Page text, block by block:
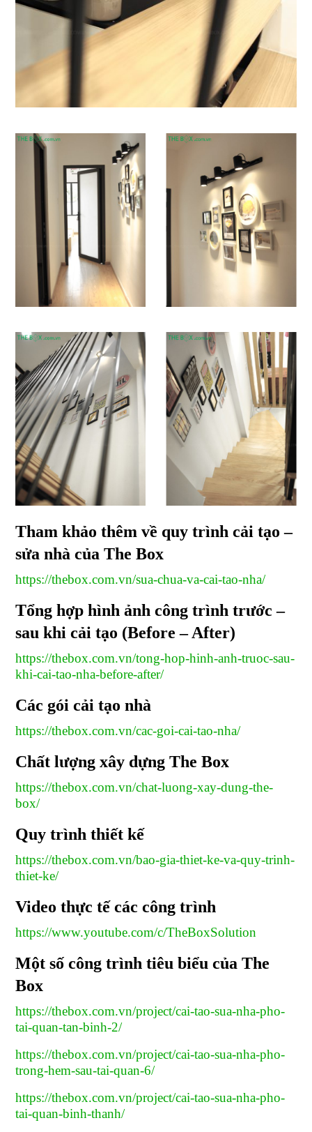
Tham khảo thêm về quy trình cải tạo –
sửa nhà của The Box
https://thebox.com.vn/sua-chua-va-cai-tao-nha/
Tổng hợp hình ảnh công trình trước –
sau khi cải tạo (Before – After)
https://thebox.com.vn/tong-hop-hinh-anh-truoc-sau-
khi-cai-tao-nha-before-after/
Các gói cải tạo nhà
https://thebox.com.vn/cac-goi-cai-tao-nha/
Chất lượng xây dựng The Box
https://thebox.com.vn/chat-luong-xay-dung-the-
box/
Quy trình thiết kế
https://thebox.com.vn/bao-gia-thiet-ke-va-quy-trinh-
thiet-ke/
Video thực tế các công trình
https://www.youtube.com/c/TheBoxSolution
Một số công trình tiêu biểu của The
Box
https://thebox.com.vn/project/cai-tao-sua-nha-pho-
tai-quan-tan-binh-2/
https://thebox.com.vn/project/cai-tao-sua-nha-pho-
trong-hem-sau-tai-quan-6/
https://thebox.com.vn/project/cai-tao-sua-nha-pho-
tai-quan-binh-thanh/